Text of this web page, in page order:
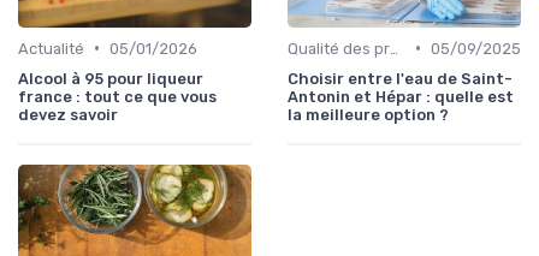
Actualité • 05/01/2026
Alcool à 95 pour liqueur
france : tout ce que vous
devez savoir
• 05/09/2025
Choisir entre l'eau de Saint-
Antonin et Hépar : quelle est
la meilleure option ?